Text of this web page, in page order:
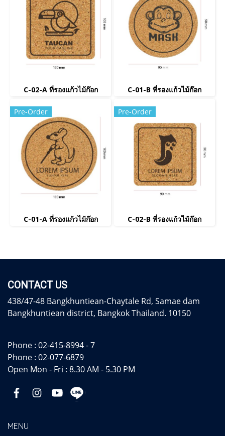
C-02-A ที่รองแก้วไม้ก๊อก C-01-B ที่รองแก้วไม้ก๊อก
Pre-Order
C-01-A ที่รองแก้วไม้ก๊อก
Pre-Order
C-02-B ที่รองแก้วไม้ก๊อก
CONTACT US
438/47-48 Bangkhuntiean-Chaytale Rd, Samae dam
Bangkhuntiean district, Bangkok Thailand. 10150
Phone : 02-415-8994 - 7
Phone : 02-077-6879
Open Mon - Fri : 8.30 AM - 5.30 PM
MENU